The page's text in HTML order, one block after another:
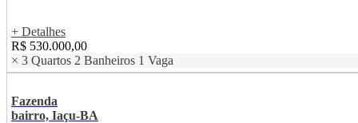
+ Detalhes
R$ 530.000,00
× 3 Quartos 2 Banheiros 1 Vaga
Fazenda
bairro, Iaçu-BA